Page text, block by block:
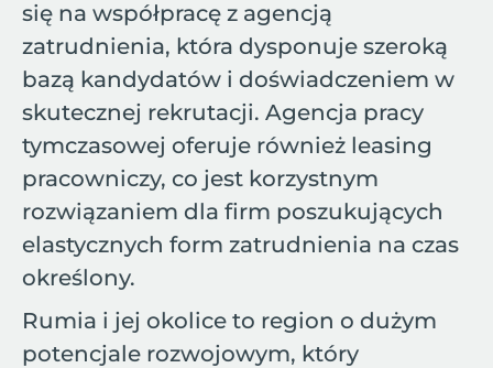
się na współpracę z agencją
zatrudnienia, która dysponuje szeroką
bazą kandydatów i doświadczeniem w
skutecznej rekrutacji. Agencja pracy
tymczasowej oferuje również leasing
pracowniczy, co jest korzystnym
rozwiązaniem dla firm poszukujących
elastycznych form zatrudnienia na czas
określony.
Rumia i jej okolice to region o dużym
potencjale rozwojowym, który